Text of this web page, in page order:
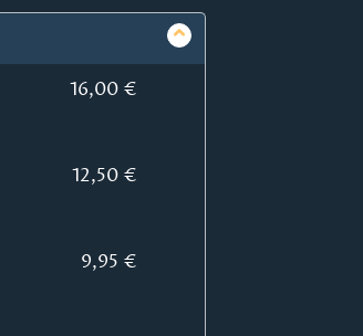
16,00 €
12,50 €
9,95 €